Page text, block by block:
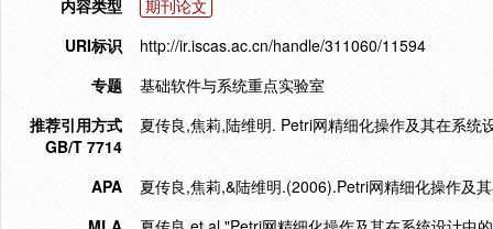
内容类型
期刊论文
URI标识
http://ir.iscas.ac.cn/handle/311060/11594
专题
基础软件与系统重点实验室
推荐引用方式
GB/T 7714
夏传良,焦莉,陆维明. Petri网精细化操作及其在系
APA
夏传良,焦莉,&陆维明.(2006).Petri网精细化操作及